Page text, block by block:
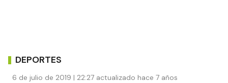
DEPORTES
6 de julio de 2019 | 22:27 actualizado hace 7 años